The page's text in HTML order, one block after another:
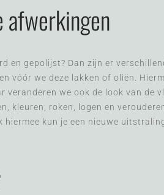
en gepolijst? Dan zijn er
vóór we deze lakken of oliën.
veranderen we ook de look van de
kleuren, roken, logen en
hiermee kun je een nieuwe